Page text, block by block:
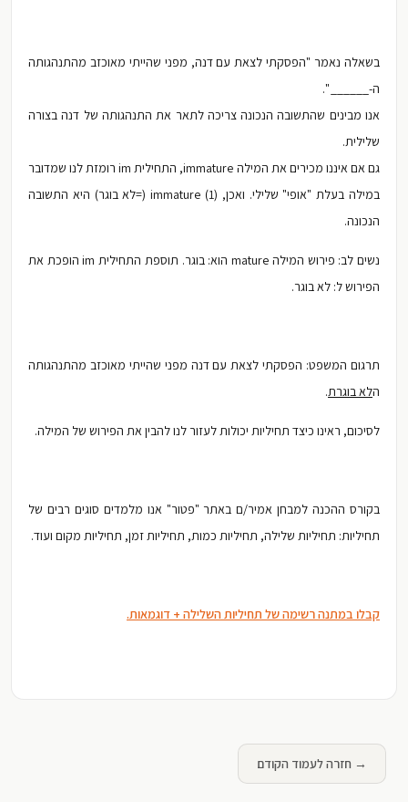
בשאלה נאמר "הפסקתי לצאת עם דנה, מפני שהייתי מאוכזב מהתנהגותה
ה-______ ".
אנו מבינים שהתשובה הנכונה צריכה לתאר את התנהגותה של דנה בצורה
שלילית.
גם אם איננו מכירים את המילה immature, התחילית im רומזת לנו שמדובר
במילה בעלת "אופי" שלילי. ואכן, (1) immature (=לא בוגר) היא התשובה
הנכונה.
נשים לב: פירוש המילה mature הוא: בוגר. תוספת התחילית im הופכת את
הפירוש ל: לא בוגר.
תרגום המשפט: הפסקתי לצאת עם דנה מפני שהייתי מאוכזב מהתנהגותה
הלא בוגרת.
לסיכום, ראינו כיצד תחיליות יכולות לעזור לנו להבין את הפירוש של המילה.
בקורס ההכנה למבחן אמיר/ם באתר "פטור" אנו מלמדים סוגים רבים של
תחיליות: תחיליות שלילה, תחיליות כמות, תחיליות זמן, תחיליות מקום ועוד.
קבלו במתנה רשימה של תחיליות השלילה + דוגמאות.
→ חזרה לעמוד הקודם